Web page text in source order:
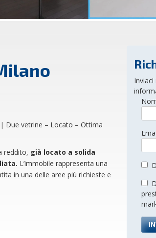
Due vetrine – Locato – Ottima
reddito, già locato a solida
L’immobile rappresenta una
in una delle aree più richieste e